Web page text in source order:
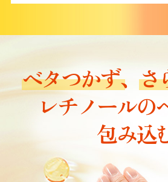
ベタつかず、さ
レチノールの
包み込